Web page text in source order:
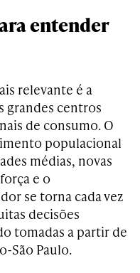
entender
relevante é a
grandes centros
de consumo. O
populacional
médias, novas
e o
se torna cada vez
decisões
tomadas a partir de
São Paulo.